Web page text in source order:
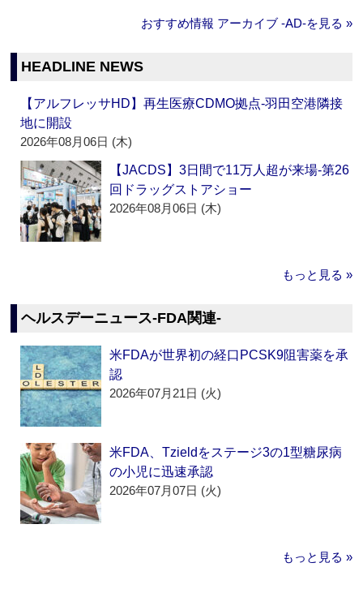
おすすめ情報 アーカイブ ‐AD‐を見る »
HEADLINE NEWS
【アルフレッサHD】再生医療CDMO拠点‐羽田空港隣接
地に開設
2026年08月06日 (木)
【JACDS】3日間で11万人超が来場‐第26
回ドラッグストアショー
2026年08月06日 (木)
もっと見る »
ヘルスデーニュース‐FDA関連‐
米FDAが世界初の経口PCSK9阻害薬を承
認
2026年07月21日 (火)
米FDA、Tzieldをステージ3の1型糖尿病
の小児に迅速承認
2026年07月07日 (火)
もっと見る »